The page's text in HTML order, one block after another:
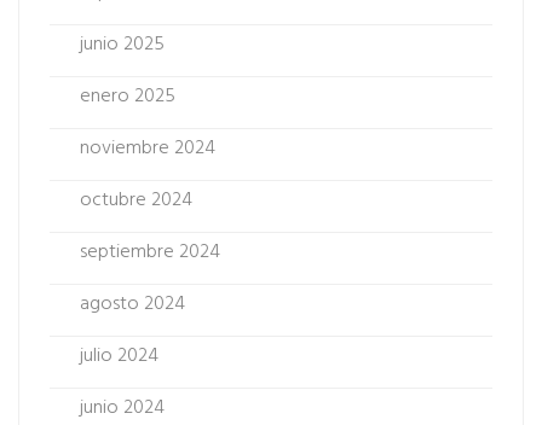
junio 2025
enero 2025
noviembre 2024
octubre 2024
septiembre 2024
agosto 2024
julio 2024
junio 2024